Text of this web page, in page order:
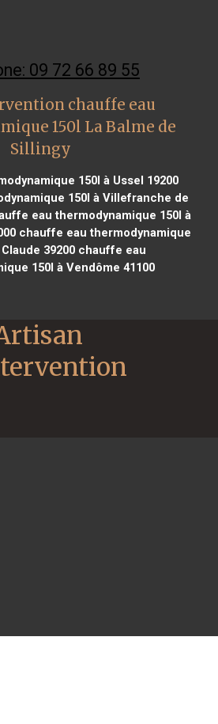
09 72 66 89 55
chauffe eau
150l La Balme de
Sillingy
150l à Ussel 19200
150l à Villefranche de
eau thermodynamique 150l à
chauffe eau thermodynamique
39200 chauffe eau
150l à Vendôme 41100